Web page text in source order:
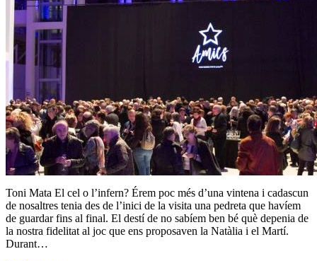
Toni Mata El cel o l’infern? Érem poc més d’una vintena i cadascun
de nosaltres tenia des de l’inici de la visita una pedreta que havíem
de guardar fins al final. El destí de no sabíem ben bé què depenia de
la nostra fidelitat al joc que ens proposaven la Natàlia i el Martí.
Durant…